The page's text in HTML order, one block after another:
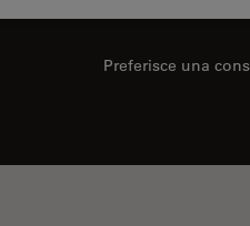
Preferisce una